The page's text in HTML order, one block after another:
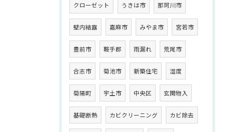
クローゼット うきは市 那珂川市
壁内結露 嘉麻市 みやま市 宮若市
豊前市 鞍手郡 雨漏れ 荒尾市
合志市 菊池市 新築住宅 湿度
菊陽町 宇土市 中央区 玄関物入
基礎断熱 カビクリーニング カビ除去